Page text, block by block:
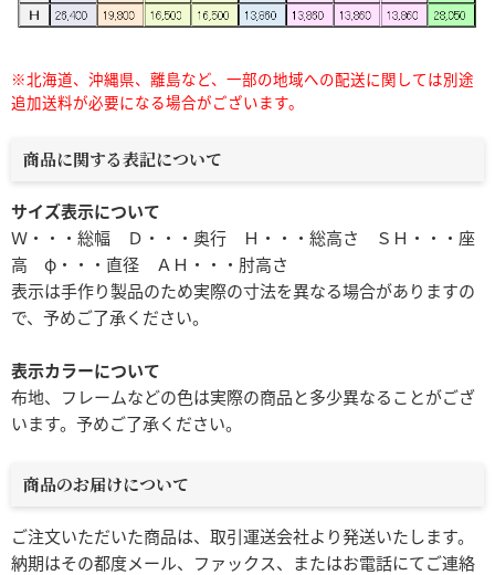
※北海道、沖縄県、離島など、一部の地域への配送に関しては別途
追加送料が必要になる場合がございます。
商品に関する表記について
サイズ表示について
Ｗ・・・総幅 Ｄ・・・奥行 Ｈ・・・総高さ ＳＨ・・・座
高 φ・・・直径 ＡＨ・・・肘高さ
表示は手作り製品のため実際の寸法を異なる場合がありますの
で、予めご了承ください。
表示カラーについて
布地、フレームなどの色は実際の商品と多少異なることがござ
います。予めご了承ください。
商品のお届けについて
ご注文いただいた商品は、取引運送会社より発送いたします。
納期はその都度メール、ファックス、またはお電話にてご連絡